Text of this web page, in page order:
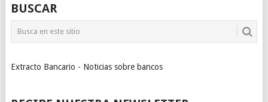
BUSCAR
Extracto Bancario - Noticias sobre bancos